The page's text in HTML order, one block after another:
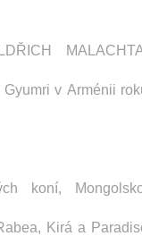
v Arménii
koní,
Kirá a